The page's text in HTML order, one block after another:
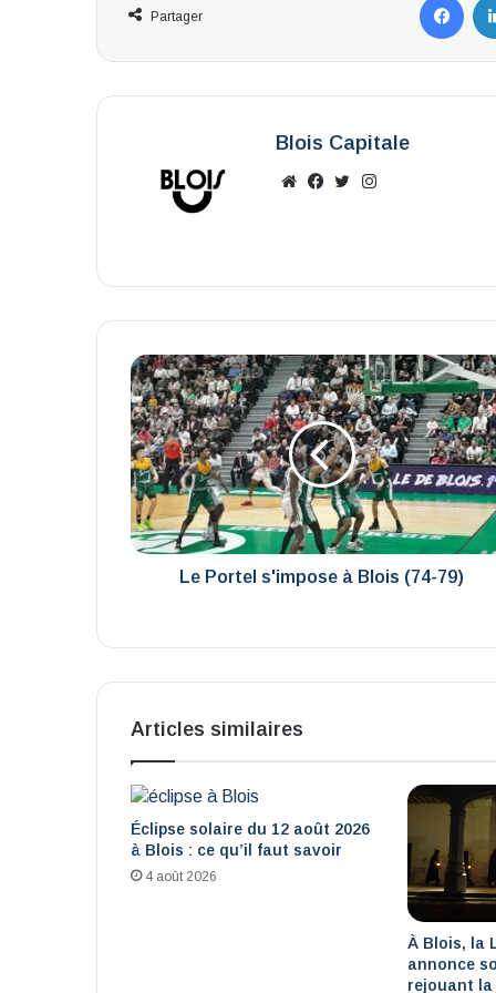
Partager
Blois Capitale
WebsiteFacebook
X
Le
Portel
s'impose
à
Blois
(74-
79)
Le Portel s'impose à Blois (74-79)
Articles similaires
Éclipse solaire du 12 août 2026
à Blois : ce qu’il faut savoir
4 août 2026
À Blois, la
annonce
rejouant la